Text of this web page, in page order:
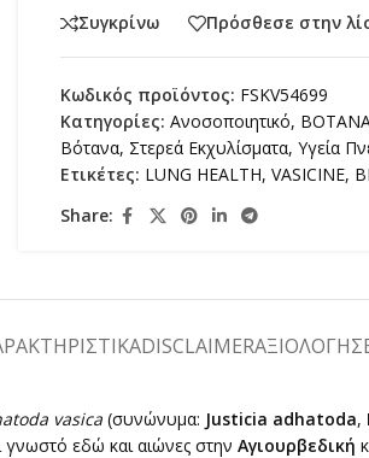
Συγκρίνω Πρόσθεσε στην
Κωδικός προϊόντος: FSKV54699
Κατηγορίες: Ανοσοποιητικό, ΒΟΤΑΝΑ
Βότανα, Στερεά Εκχυλίσματα, Υγεία
Ετικέτες: LUNG HEALTH, VASICINE,
Share:
DISCLAIMER
vasica (συνώνυμα: Justicia adhatoda,
γνωστό εδώ και αιώνες στην Αγιουρβεδική